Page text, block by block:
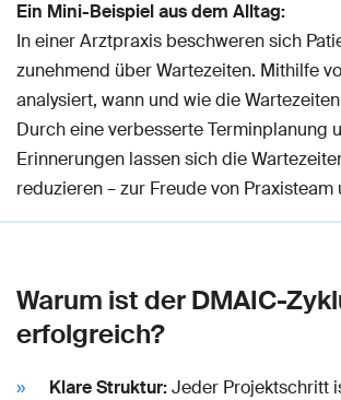
Ein Mini-Beispiel aus dem Alltag:
In einer Arztpraxis beschweren sich
zunehmend über Wartezeiten. Mithilfe
analysiert, wann und wie die
Durch eine verbesserte Terminplanung
Erinnerungen lassen sich die
reduzieren – zur Freude von Praxisteam
Warum ist der DMAIC-
erfolgreich?
Klare Struktur:Jeder Projektschritt